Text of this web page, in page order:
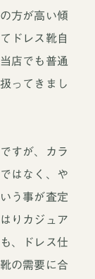
方が高い傾
ドレス靴自
店でも普通
ってきまし
すが、カラ
はなく、や
う事が査定
りカジュア
、ドレス仕
の需要に合